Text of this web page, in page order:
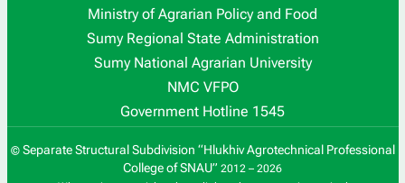
Ministry of Agrarian Policy and Food
Sumy Regional State Administration
Sumy National Agrarian University
NMC VFPO
Government Hotline 1545
© Separate Structural Subdivision “Hlukhiv Agrotechnical Professional
College of SNAU” 2012 – 2026